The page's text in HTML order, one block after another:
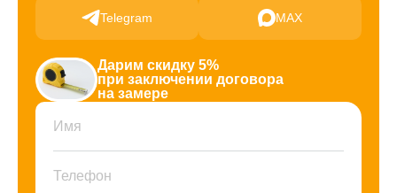
Telegram MAX
Дарим скидку 5%
при заключении договора
на замере